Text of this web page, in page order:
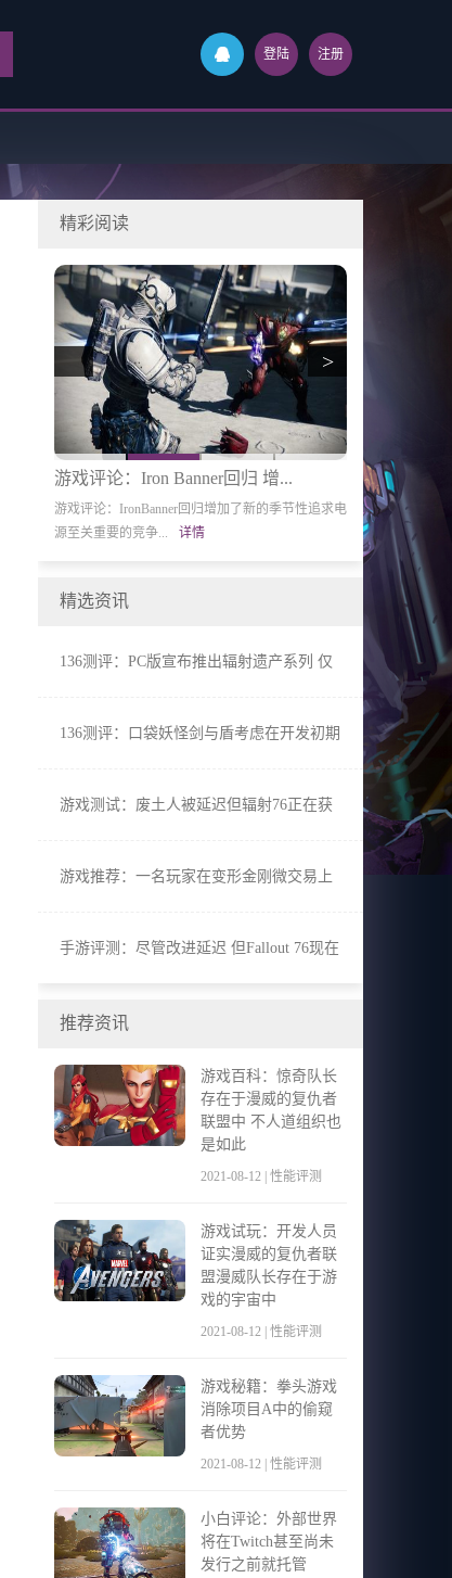
登陆 注册
精彩阅读
游戏评论：Iron Banner回归 增...
游戏评论：IronBanner回归增加了新的季节性追求电
源至关重要的竞争...
详情
游戏秘籍：
游戏秘籍：现在
友集我在这里会
>
精选资讯
136测评：PC版宣布推出辐射遗产系列 仅
136测评：口袋妖怪剑与盾考虑在开发初期
游戏测试：废土人被延迟但辐射76正在获
游戏推荐：一名玩家在变形金刚微交易上
手游评测：尽管改进延迟 但Fallout 76现在
推荐资讯
游戏百科：惊奇队长
存在于漫威的复仇者
联盟中 不人道组织也
是如此
2021-08-12 | 性能评测
游戏试玩：开发人员
证实漫威的复仇者联
盟漫威队长存在于游
戏的宇宙中
2021-08-12 | 性能评测
游戏秘籍：拳头游戏
消除项目A中的偷窥
者优势
2021-08-12 | 性能评测
小白评论：外部世界
将在Twitch甚至尚未
发行之前就托管